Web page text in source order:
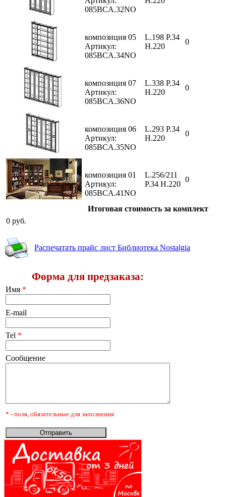
085BCA.32NO
композиция 05
Артикул:
085BCA.34NO
L.198 P.34
H.220
0
композиция 07
Артикул:
085BCA.36NO
L.338 P.34
H.220
0
композиция 06
Артикул:
085BCA.35NO
L.293 P.34
H.220
0
композиция 01
Артикул:
085BCA.41NO
L.256/211
P.34 H.220
0
Итоговая стоимость за комплект
0 руб.
Распечатать прайс лист Библиотека Nostalgia
Форма для предзаказа:
Имя *
E-mail
Tel *
Сообщение
* - поля, обязательные для заполнения